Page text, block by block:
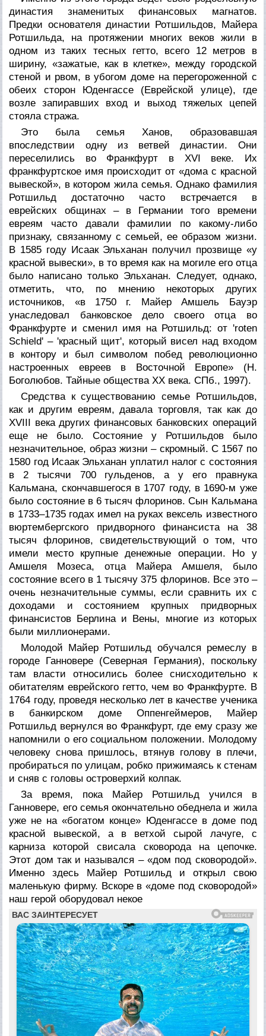
династия знаменитых финансовых магнатов.
Предки основателя династии Ротшильдов, Майера
Ротшильда, на протяжении многих веков жили в
одном из таких тесных гетто, всего 12 метров в
ширину, «зажатые, как в клетке», между городской
стеной и рвом, в убогом доме на перегороженной с
обеих сторон Юденгассе (Еврейской улице), где
возле запиравших вход и выход тяжелых цепей
стояла стража.
Это была семья Ханов, образовавшая
впоследствии одну из ветвей династии. Они
переселились во Франкфурт в XVI веке. Их
франкфуртское имя происходит от «дома с красной
вывеской», в котором жила семья. Однако фамилия
Ротшильд достаточно часто встречается в
еврейских общинах – в Германии того времени
евреям часто давали фамилии по какому-либо
признаку, связанному с семьей, ее образом жизни.
В 1585 году Исаак Эльханан получил прозвище «у
красной вывески», в то время как на могиле его отца
было написано только Эльханан. Следует, однако,
отметить, что, по мнению некоторых других
источников, «в 1750 г. Майер Амшель Бауэр
унаследовал банковское дело своего отца во
Франкфурте и сменил имя на Ротшильд: от 'roten
Schield' – 'красный щит', который висел над входом
в контору и был символом побед революционно
настроенных евреев в Восточной Европе» (Н.
Боголюбов. Тайные общества XX века. СПб., 1997).
Средства к существованию семье Ротшильдов,
как и другим евреям, давала торговля, так как до
XVIII века других финансовых банковских операций
еще не было. Состояние у Ротшильдов было
незначительное, образ жизни – скромный. С 1567 по
1580 год Исаак Эльханан уплатил налог с состояния
в 2 тысячи 700 гульденов, а у его правнука
Кальмана, скончавшегося в 1707 году, в 1690-м уже
было состояние в 6 тысяч флоринов. Сын Кальмана
в 1733–1735 годах имел на руках вексель известного
вюртембергского придворного финансиста на 38
тысяч флоринов, свидетельствующий о том, что
имели место крупные денежные операции. Но у
Амшеля Мозеса, отца Майера Амшеля, было
состояние всего в 1 тысячу 375 флоринов. Все это –
очень незначительные суммы, если сравнить их с
доходами и состоянием крупных придворных
финансистов Берлина и Вены, многие из которых
были миллионерами.
Молодой Майер Ротшильд обучался ремеслу в
городе Ганновере (Северная Германия), поскольку
там власти относились более снисходительно к
обитателям еврейского гетто, чем во Франкфурте. В
1764 году, проведя несколько лет в качестве ученика
в банкирском доме Оппенгеймеров, Майер
Ротшильд вернулся во Франкфурт, где ему сразу же
напомнили о его социальном положении. Молодому
человеку снова пришлось, втянув голову в плечи,
пробираться по улицам, робко прижимаясь к стенам
и сняв с головы островерхий колпак.
За время, пока Майер Ротшильд учился в
Ганновере, его семья окончательно обеднела и жила
уже не на «богатом конце» Юденгассе в доме под
красной вывеской, а в ветхой сырой лачуге, с
карниза которой свисала сковорода на цепочке.
Этот дом так и назывался – «дом под сковородой».
Именно здесь Майер Ротшильд и открыл свою
маленькую фирму. Вскоре в «доме под сковородой»
наш герой оборудовал некое